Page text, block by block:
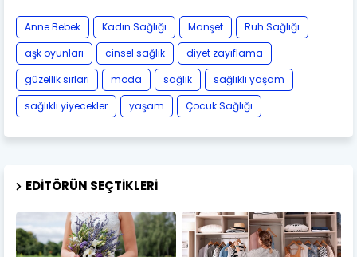
Anne Bebek Kadın Sağlığı Manşet
Ruh Sağlığı
aşk oyunları
cinsel sağlık
diyet zayıflama
güzellik sırları
moda sağlık
sağlıklı yaşam
sağlıklı yiyecekler
yaşam Çocuk Sağlığı
EDITÖRÜN SEÇTIKLERI